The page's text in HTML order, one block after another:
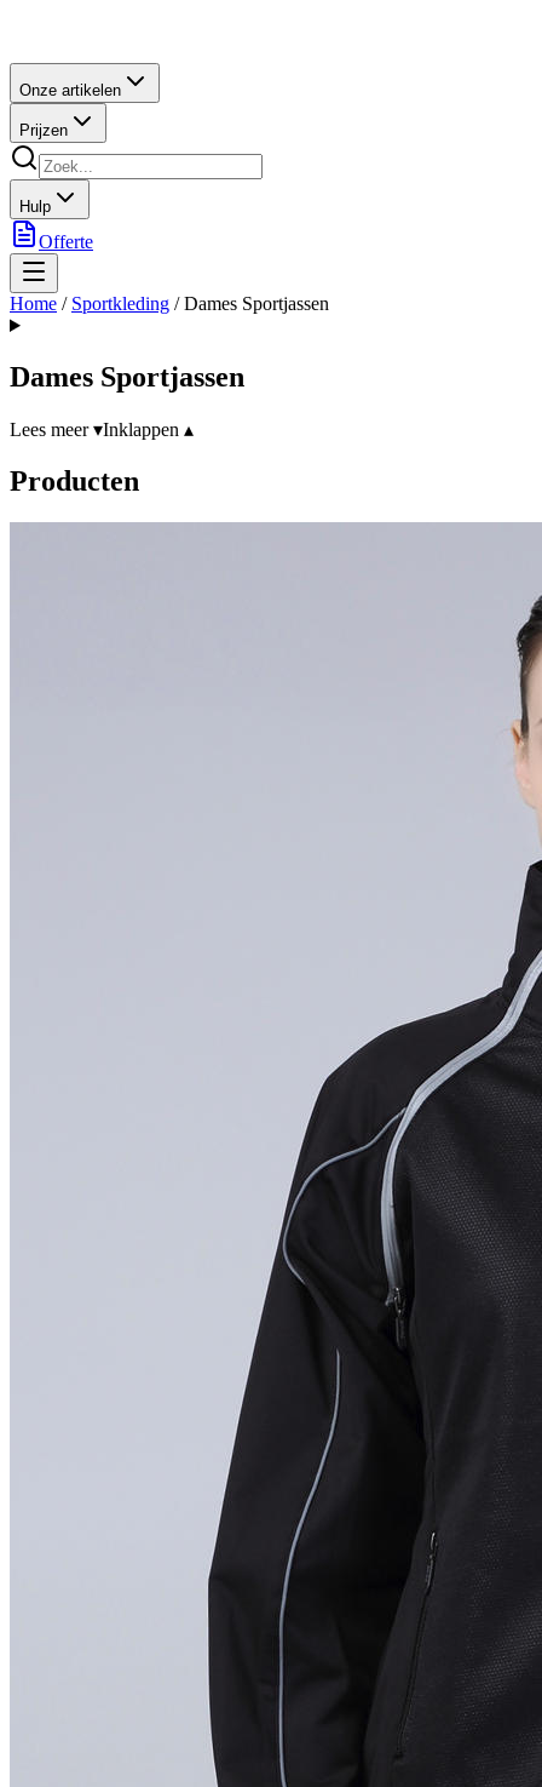
Onze artikelen
Prijzen
Hulp
Offerte
Home / Sportkleding /Dames Sportjassen
Dames Sportjassen
Lees meer ▾Inklappen ▴
Producten